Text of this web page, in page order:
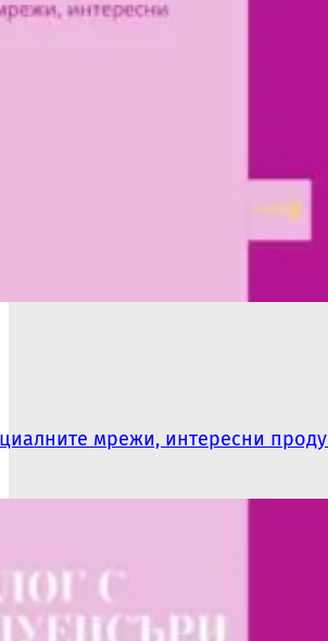
мрежи, интересни